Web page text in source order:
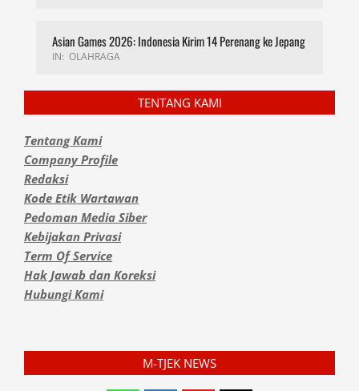
Asian Games 2026: Indonesia Kirim 14 Perenang ke Jepang
IN: OLAHRAGA
TENTANG KAMI
Tentang Kami
Company Profile
Redaksi
Kode Etik Wartawan
Pedoman Media Siber
Kebijakan Privasi
Term Of Service
Hak Jawab dan Koreksi
Hubungi Kami
M-TJEK NEWS